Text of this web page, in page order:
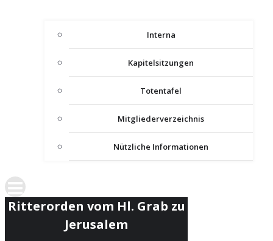
Interna
Kapitelsitzungen
Totentafel
Mitgliederverzeichnis
Nützliche Informationen
Ritterorden vom Hl. Grab zu
Jerusalem